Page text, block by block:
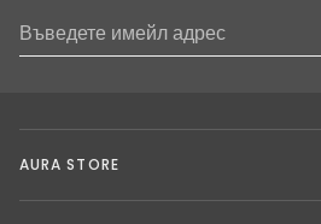
AURA STORE